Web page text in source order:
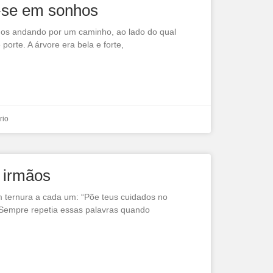
em sonhos
andando por um caminho, ao lado do qual
A árvore era bela e forte,
ternura a cada um: “Põe teus cuidados no
repetia essas palavras quando